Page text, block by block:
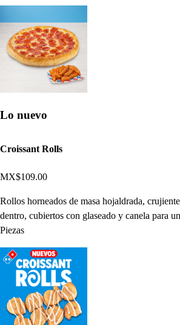
Lo nuevo
Croissant Rolls
MX$109.00
Rollos horneados de masa hojaldrada,
dentro, cubiertos con glaseado y canela para
Piezas